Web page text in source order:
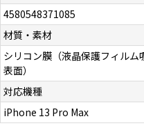
4580548371085
材質・素材
シリコン膜（液晶保護フィル
表面）
対応機種
iPhone 13 Pro Max